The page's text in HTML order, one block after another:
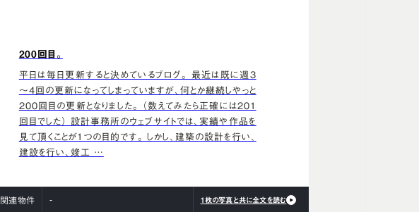
200回目。
平日は毎日更新すると決めているブログ。 最近は既に週3
～4回の更新になってしまっていますが、何とか継続しやっと
200回目の更新となりました。 （数えてみたら正確には201
回目でした） 設計事務所のウェブサイトでは、実績や作品を
見て頂くことが1つの目的です。 しかし、建築の設計を行い、
建設を行い、竣工 …
関連物件 - 1枚の写真と共に全文を読む